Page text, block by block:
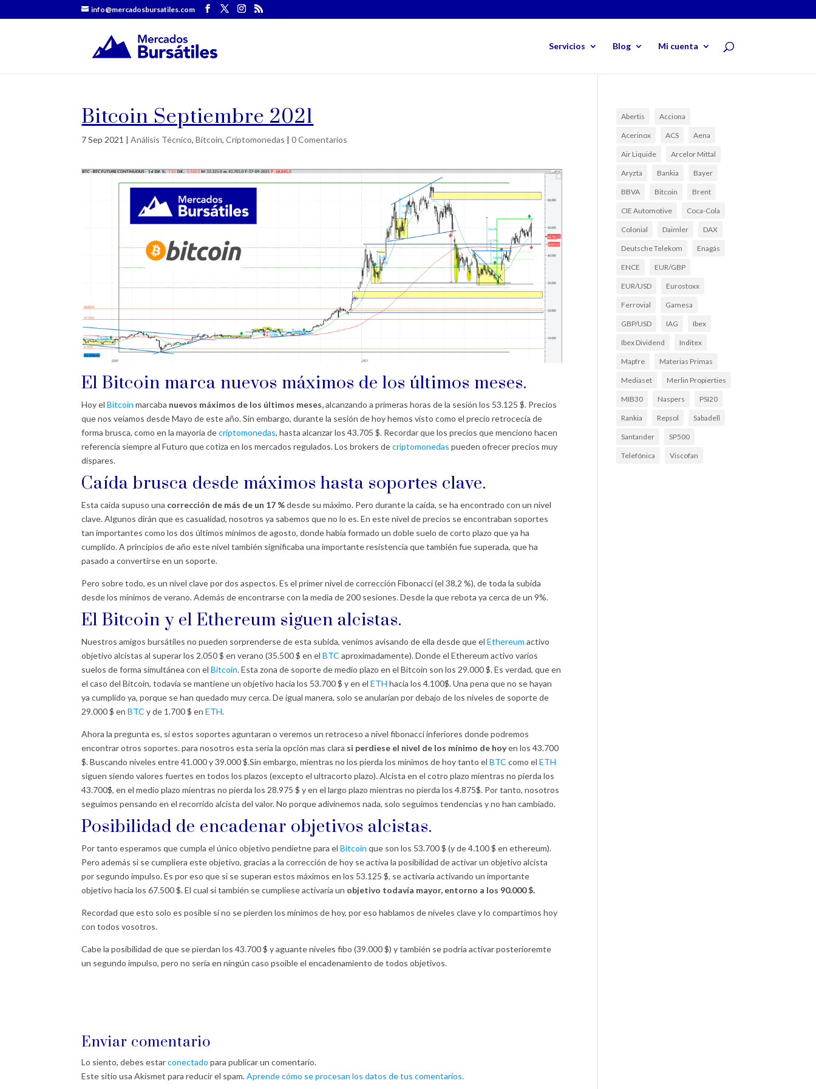
info@mercadosbursatiles.com
Servicios Blog Mi cuenta
Bitcoin Septiembre 2021
7 Sep 2021 |Análisis Técnico,Bitcoin,Criptomonedas |0 Comentarios
ElBitcoin marca nuevos máximos de los últimos meses.
Hoy elBitcoin marcaba nuevos máximos de los últimos meses,alcanzando a primeras horas de la sesión los 53.125 $. Precios
que nos veíamos desde Mayo de este año. Sin embargo, durante la sesión de hoy hemos visto como el precio retrocecía de
forma brusca, como en la mayoría decriptomonedas, hasta alcanzar los 43.705 $. Recordar que los precios que menciono hacen
referencia siempre al Futuro que cotiza en los mercados regulados. Los brokers decriptomonedas pueden ofrecer precios muy
dispares.
Caída brusca desde máximos hasta soportes clave.
Esta caída supuso una corrección de más de un 17 %desde su máximo. Pero durante la caída, se ha encontrado con un nivel
clave. Algunos dirán que es casualidad, nosotros ya sabemos que no lo es. En este nivel de precios se encontraban soportes
tan importantes como los dos últimos mínimos de agosto, donde había formado un doble suelo de corto plazo que ya ha
cumplido. A principios de año este nivel también significaba una importante resistencia que también fue superada, que ha
pasado a convertirse en un soporte.
Pero sobre todo, es un nivel clave por dos aspectos. Es el primer nivel de corrección Fibonacci (el 38,2 %), de toda la subida
desde los mínimos de verano. Además de encontrarse con la media de 200 sesiones. Desde la que rebota ya cerca de un 9%.
ElBitcoin y elEthereum siguen alcistas.
Nuestros amigos bursátiles no pueden sorprenderse de esta subida, venimos avisando de ella desde que elEthereum activo
objetivo alcistas al superar los 2.050 $ en verano (35.500 $ en elBTC aproximadamente). Donde el Ethereum activo varios
suelos de forma simultánea con elBitcoin. Esta zona de soporte de medio plazo en el Bitcoin son los 29.000 $. Es verdad, que en
el caso del Bitcoin, todavía se mantiene un objetivo hacia los 53.700 $ y en elETH hacia los 4.100$. Una pena que no se hayan
ya cumplido ya, porque se han quedado muy cerca. De igual manera, solo se anularían por debajo de los niveles de soporte de
29.000 $ enBTC y de 1.700 $ enETH.
Ahora la pregunta es, si estos soportes aguntaran o veremos un retroceso a nivel fibonacci inferiores donde podremos
encontrar otros soportes. para nosotros esta sería la opción mas clara si perdiese el nivel de los mínimo de hoyen los 43.700
$. Buscando niveles entre 41.000 y 39.000 $.Sin embargo, mientras no los pierda los mínimos de hoy tanto elBTC como elETH
siguen siendo valores fuertes en todos los plazos (excepto el ultracorto plazo). Alcista en el cotro plazo mientras no pierda los
43.700$, en el medio plazo mientras no pierda los 28.975 $ y en el largo plazo mientras no pierda los 4.875$. Por tanto, nosotros
seguimos pensando en el recorrido alcista del valor. No porque adivinemos nada, solo seguimos tendencias y no han cambiado.
Posibilidad de encadenar objetivos alcistas.
Por tanto esperamos que cumpla el único objetivo pendietne para elBitcoin que son los 53.700 $ (y de 4.100 $ en ethereum).
Pero además si se cumpliera este objetivo, gracias a la corrección de hoy se activa la posibilidad de activar un objetivo alcista
por segundo impulso. Es por eso que si se superan estos máximos en los 53.125 $, se activaría activando un importante
objetivo hacia los 67.500 $. El cual si también se cumpliese activaría un objetivo todavía mayor, entorno a los 90.000 $.
Recordad que esto solo es posible si no se pierden los mínimos de hoy, por eso hablamos de niveles clave y lo compartimos hoy
con todos vosotros.
Cabe la posibilidad de que se pierdan los 43.700 $ y aguante niveles fibo (39.000 $) y también se podría activar posterioremte
un segundo impulso, pero no sería en ningún caso psoible el encadenamiento de todos objetivos.
Enviar comentario
Lo siento, debes estarconectado para publicar un comentario.
Este sitio usa Akismet para reducir el spam.Aprende cómo se procesan los datos de tus comentarios.
Abertis Acciona
Acerinox ACS Aena
Air Liquide Arcelor Mittal
Aryzta Bankia Bayer
BBVA Bitcoin Brent
CIE Automotive Coca-Cola
Colonial Daimler DAX
Deutsche Telekom Enagás
ENCE EUR/GBP
EUR/USD Eurostoxx
Ferrovial Gamesa
GBP/USD IAG Ibex
Ibex Dividend Inditex
Mapfre Materias Primas
Mediaset Merlin Propierties
MIB30 Naspers PSI20
Rankia Repsol Sabadell
Santander SP500
Telefónica Viscofan